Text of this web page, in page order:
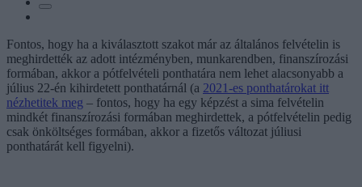
Fontos, hogy ha a kiválasztott szakot már az általános felvételin is
meghirdették az adott intézményben, munkarendben, finanszírozási
formában, akkor a pótfelvételi ponthatára nem lehet alacsonyabb a
július 22-én kihirdetett ponthatárnál (a 2021-es ponthatárokat itt
nézhetitek meg – fontos, hogy ha egy képzést a sima felvételin
mindkét finanszírozási formában meghirdettek, a pótfelvételin pedig
csak önköltséges formában, akkor a fizetős változat júliusi
ponthatárát kell figyelni).